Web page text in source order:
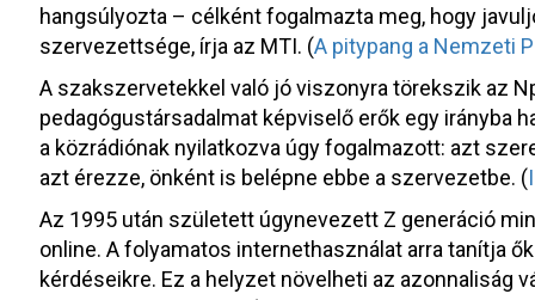
hangsúlyozta – célként fogalmazta meg, hogy
szervezettsége, írja az MTI. (A pitypang a Nemzeti
A szakszervetekkel való jó viszonyra törekszik az
pedagógustársadalmat képviselő erők egy irányba
a közrádiónak nyilatkozva úgy fogalmazott: azt
azt érezze, önként is belépne ebbe a szervezetbe. (
Az 1995 után született úgynevezett Z generáció
online. A folyamatos internethasználat arra tanítja
kérdéseikre. Ez a helyzet növelheti az azonnaliság